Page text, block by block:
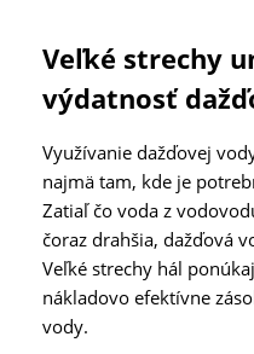
Veľké strechy
výdatnosť
Využívanie dažďovej
najmä tam, kde je
Zatiaľ čo voda z
čoraz drahšia, dažďová
Veľké strechy hál
nákladovo efektívne
vody.